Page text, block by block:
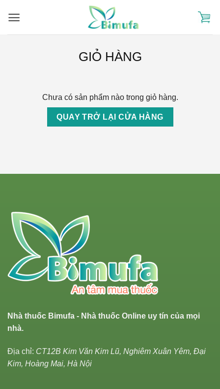
GIỎ HÀNG
Chưa có sản phẩm nào trong giỏ hàng.
QUAY TRỞ LẠI CỬA HÀNG
Nhà thuốc Bimufa - Nhà thuốc Online uy tín của mọi
nhà.
Địa chỉ: CT12B Kim Văn Kim Lũ, Nghiêm Xuân Yêm, Đại
Kim, Hoàng Mai, Hà Nội